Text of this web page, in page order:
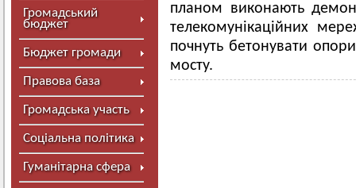
Громадський
бюджет
Бюджет громади
Правова база
Громадська участь
Соціальна політика
Гуманітарна сфера
планом виконають
телекомунікаційних
почнуть бетонувати
мосту.